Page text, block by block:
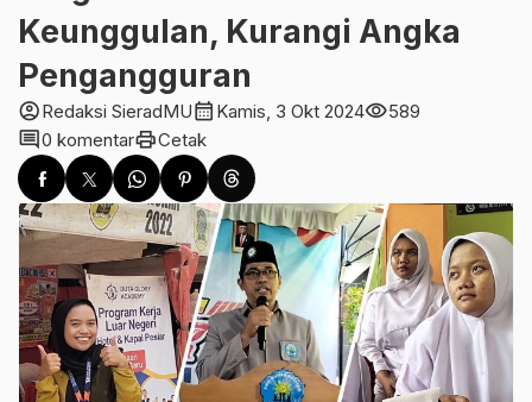
Keunggulan, Kurangi Angka
Pengangguran
account_circleRedaksi SieradMUcalendar_month Kamis, 3 Okt 2024visibility589
comment0 komentarprintCetak